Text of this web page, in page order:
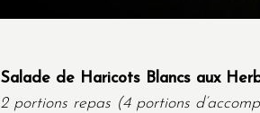
Salade de Haricots Blancs aux
2 portions repas (4 portions